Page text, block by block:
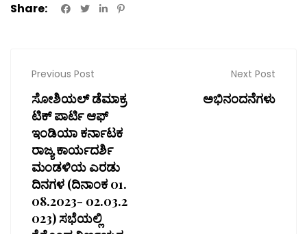
Share:
Previous Post
ಸೋಶಿಯಲ್ ಡೆಮಾಕ್ರ
ಟಿಕ್ ಪಾರ್ಟಿ ಆಫ್
ಇಂಡಿಯಾ ಕರ್ನಾಟಕ
ರಾಜ್ಯ ಕಾರ್ಯದರ್ಶಿ
ಮಂಡಳಿಯ ಎರಡು
ದಿನಗಳ (ದಿನಾಂಕ 01.
08.2023- 02.03.2
023) ಸಭೆಯಲ್ಲಿ
Next Post
ಅಭಿನಂದನೆಗಳು